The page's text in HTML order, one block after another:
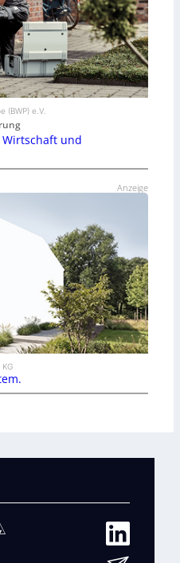
(BWP) e.V.
und
Anzeige